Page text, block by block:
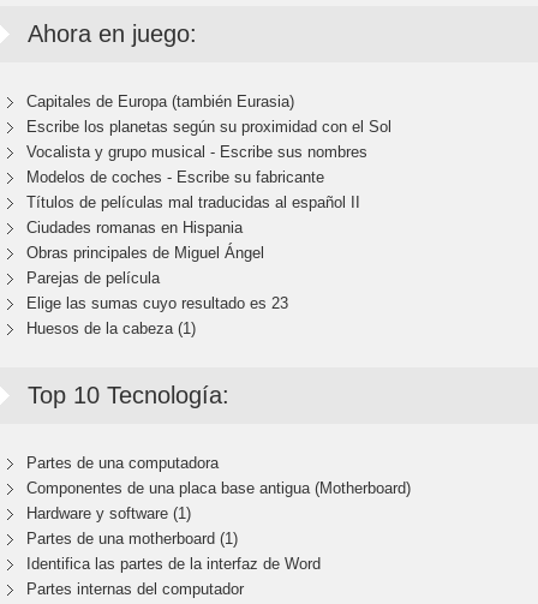
Ahora en juego:
Capitales de Europa (también Eurasia)
Escribe los planetas según su proximidad con el Sol
Vocalista y grupo musical - Escribe sus nombres
Modelos de coches - Escribe su fabricante
Títulos de películas mal traducidas al español II
Ciudades romanas en Hispania
Obras principales de Miguel Ángel
Parejas de película
Elige las sumas cuyo resultado es 23
Huesos de la cabeza (1)
Top 10 Tecnología:
Partes de una computadora
Componentes de una placa base antigua (Motherboard)
Hardware y software (1)
Partes de una motherboard (1)
Identifica las partes de la interfaz de Word
Partes internas del computador